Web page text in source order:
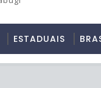
ESTADUAIS